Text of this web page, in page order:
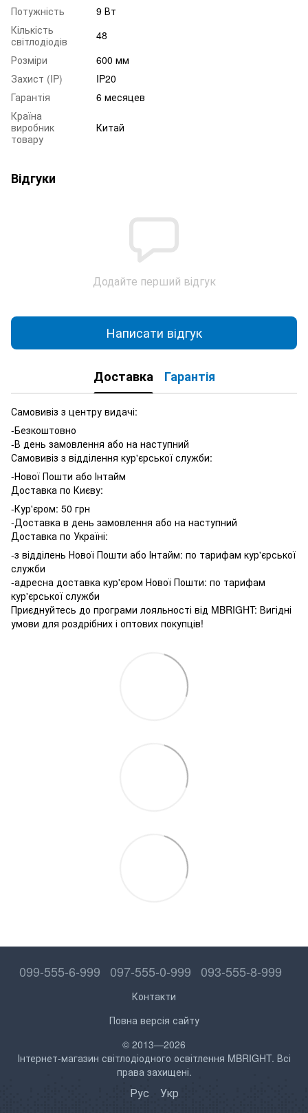
Потужність
9 Вт
Кількість
світлодіодів
48
Розміри
600 мм
Захист (IP)
IP20
Гарантія
6 месяцев
Країна
виробник
товару
Китай
Відгуки
Додайте перший відгук
Написати відгук
Доставка Гарантія
Самовивіз з центру видачі:
-Безкоштовно
-В день замовлення або на наступний
Самовивіз з відділення кур'єрської служби:
-Нової Пошти або Інтайм
Доставка по Києву:
-Кур'єром: 50 грн
-Доставка в день замовлення або на наступний
Доставка по Україні:
-з відділень Нової Пошти або Інтайм: по тарифам кур'єрської
служби
-адресна доставка кур'єром Нової Пошти: по тарифам
кур'єрської служби
Приєднуйтесь до програми лояльності від MBRIGHT: Вигідні
умови для роздрібних і оптових покупців!
099-555-6-999 097-555-0-999 093-555-8-999
Контакти
Повна версія сайту
© 2013—2026
Інтернет-магазин світлодіодного освітлення MBRIGHT. Всі
права захищені.
Рус Укр